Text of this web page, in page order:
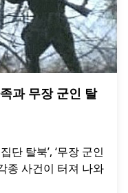
과 무장 군인 탈
단 탈북’, ‘무장 군인
종 사건이 터져 나와